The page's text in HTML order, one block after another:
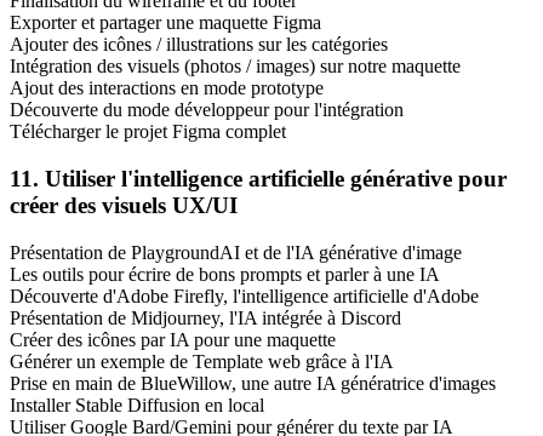
Exporter et partager une maquette Figma
Ajouter des icônes / illustrations sur les catégories
Intégration des visuels (photos / images) sur notre maquette
Ajout des interactions en mode prototype
Découverte du mode développeur pour l'intégration
Télécharger le projet Figma complet
11. Utiliser l'intelligence artificielle générative pour
créer des visuels UX/UI
Présentation de PlaygroundAI et de l'IA générative d'image
Les outils pour écrire de bons prompts et parler à une IA
Découverte d'Adobe Firefly, l'intelligence artificielle d'Adobe
Présentation de Midjourney, l'IA intégrée à Discord
Créer des icônes par IA pour une maquette
Générer un exemple de Template web grâce à l'IA
Prise en main de BlueWillow, une autre IA génératrice d'images
Installer Stable Diffusion en local
Utiliser Google Bard/Gemini pour générer du texte par IA